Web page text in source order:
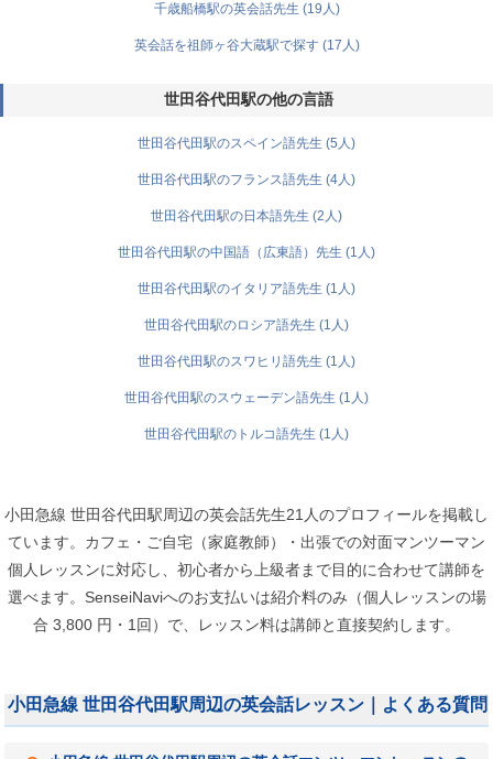
千歳船橋駅の英会話先生 (19人)
英会話を祖師ヶ谷大蔵駅で探す (17人)
世田谷代田駅の他の言語
世田谷代田駅のスペイン語先生 (5人)
世田谷代田駅のフランス語先生 (4人)
世田谷代田駅の日本語先生 (2人)
世田谷代田駅の中国語（広東語）先生 (1人)
世田谷代田駅のイタリア語先生 (1人)
世田谷代田駅のロシア語先生 (1人)
世田谷代田駅のスワヒリ語先生 (1人)
世田谷代田駅のスウェーデン語先生 (1人)
世田谷代田駅のトルコ語先生 (1人)
小田急線 世田谷代田駅周辺の英会話先生21人のプロフィールを掲載し
ています。カフェ・ご自宅（家庭教師）・出張での対面マンツーマン
個人レッスンに対応し、初心者から上級者まで目的に合わせて講師を
選べます。SenseiNaviへのお支払いは紹介料のみ（個人レッスンの場
合 3,800 円・1回）で、レッスン料は講師と直接契約します。
小田急線 世田谷代田駅周辺の英会話レッスン｜よくある質問